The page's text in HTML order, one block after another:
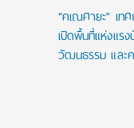
“คเณศายะ” เ
เปิดพื้นที่แห่งแรง
วัฒนธรรม และ